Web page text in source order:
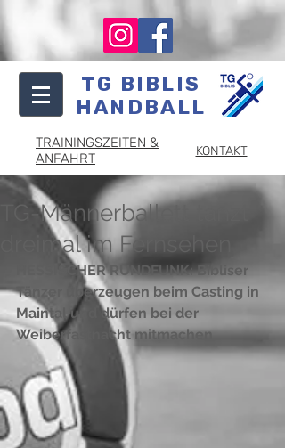
TG BIBLIS
HANDBALL
TRAININGSZEITEN &
ANFAHRT
KONTAKT
TG-Männerballett tanzt
dreimal im Fernsehen
HESSISCHER RUNDFUNK: Bibliser
Tänzer überzeugen beim Casting in
Maintal und dürfen bei der
Weiberfastnacht mitmachen